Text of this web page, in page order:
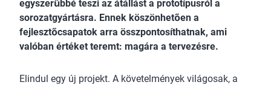
egyszerűbbé teszi az átállást a prototípusról a
sorozatgyártásra. Ennek köszönhetően a
fejlesztőcsapatok arra összpontosíthatnak, ami
valóban értéket teremt: magára a tervezésre.
Elindul egy új projekt. A követelmények világosak, a